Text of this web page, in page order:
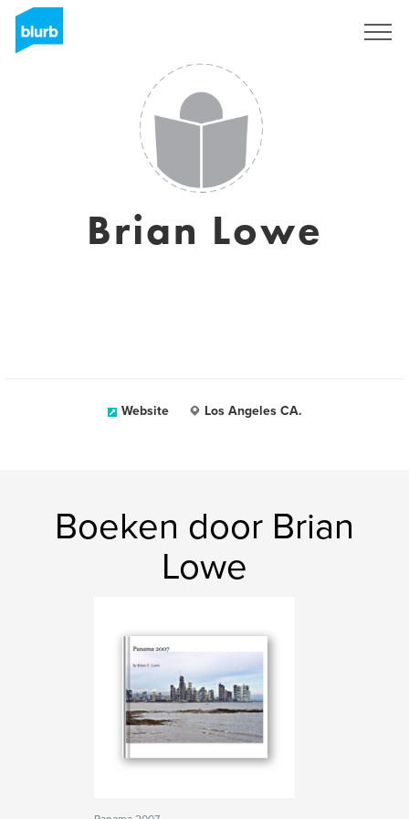
Brian Lowe
Website Los Angeles CA.
Boeken door Brian
Lowe